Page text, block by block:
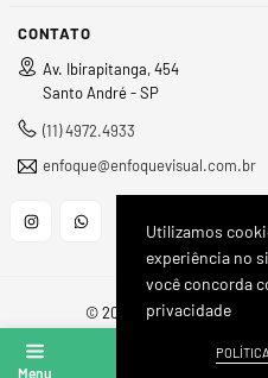
CONTATO
Av. Ibirapitanga, 454
Santo André - SP
(11) 4972.4933
enfoque@enfoquevisual.com.br
InstagramWhatsapp
© 2026, Enfoque Visual.
Menu
Utilizamos
experiência no
você concorda
privacidade